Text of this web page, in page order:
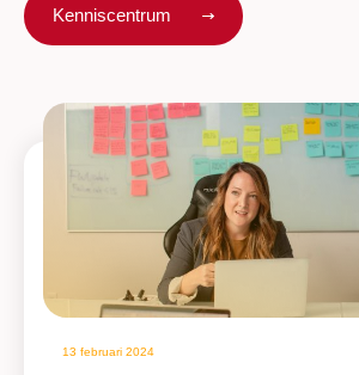
Kenniscentrum
13 februari 2024